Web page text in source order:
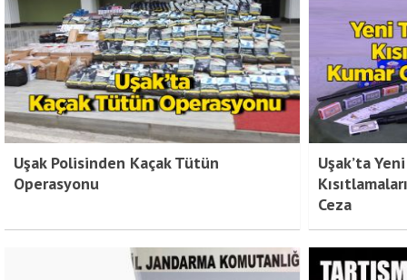
Uşak Polisinden Kaçak Tütün
Operasyonu
Uşak’ta
Ceza